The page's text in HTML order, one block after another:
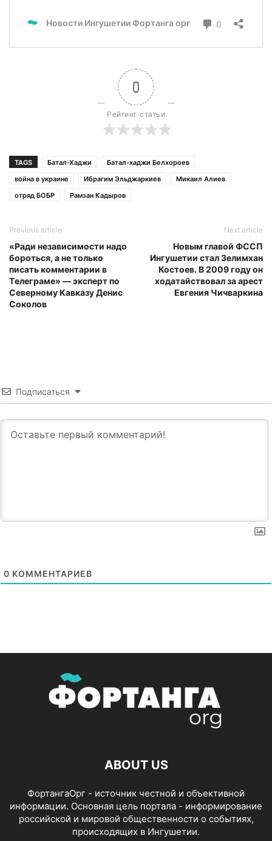
0
Рейтинг статьи
TAGS Батал-Хаджи
Батал-хаджи Белхороев
война в украине
Ибрагим Эльджаркиев
Микаил Алиев
отряд БОБР
Рамзан Кадыров
Previous article
«Ради независимости надо
бороться, а не только
писать комментарии в
Tелеграме» — эксперт по
Северному Кавказу Денис
Соколов
Next article
Новым главой ФССП
Ингушетии стал Зелимхан
Костоев. В 2009 году он
ходатайствовал за арест
Евгения Чичваркина
Подписаться
0 КОММЕНТАРИЕВ
ABOUT US
ФортангаОрг - источник честной и объективной
информации. Основная цель портала - информирование
российской и мировой общественности о событиях,
происходящих в Ингушетии.